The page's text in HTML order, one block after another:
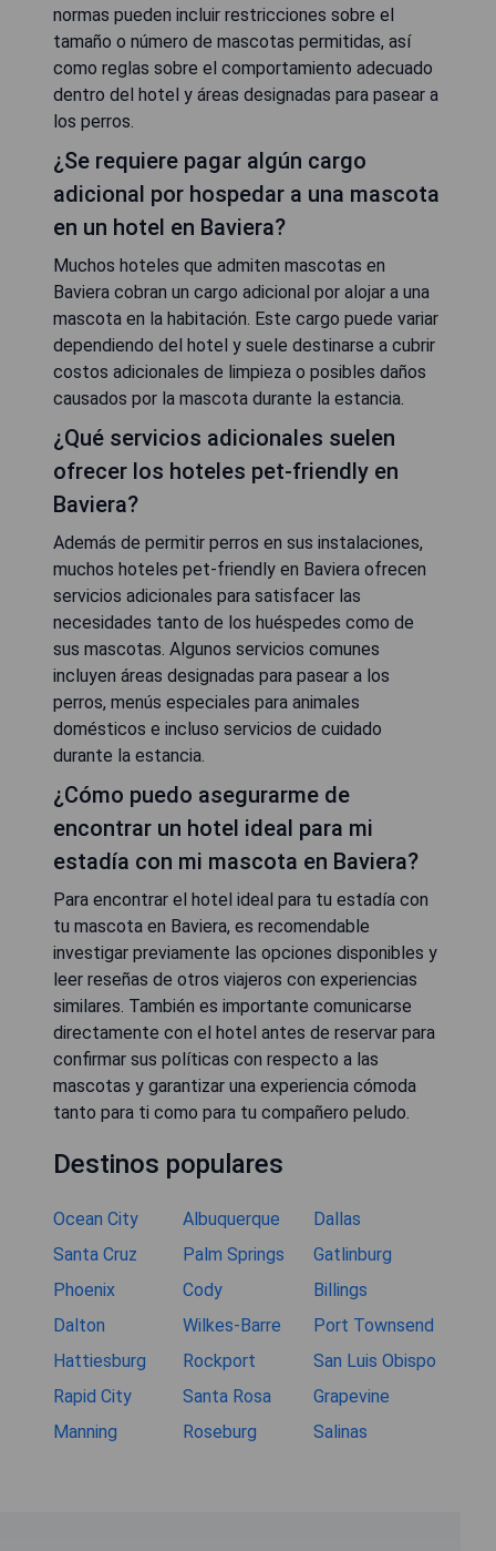
normas pueden incluir restricciones sobre el
tamaño o número de mascotas permitidas, así
como reglas sobre el comportamiento adecuado
dentro del hotel y áreas designadas para pasear a
los perros.
¿Se requiere pagar algún cargo
adicional por hospedar a una mascota
en un hotel en Baviera?
Muchos hoteles que admiten mascotas en
Baviera cobran un cargo adicional por alojar a una
mascota en la habitación. Este cargo puede variar
dependiendo del hotel y suele destinarse a cubrir
costos adicionales de limpieza o posibles daños
causados por la mascota durante la estancia.
¿Qué servicios adicionales suelen
ofrecer los hoteles pet-friendly en
Baviera?
Además de permitir perros en sus instalaciones,
muchos hoteles pet-friendly en Baviera ofrecen
servicios adicionales para satisfacer las
necesidades tanto de los huéspedes como de
sus mascotas. Algunos servicios comunes
incluyen áreas designadas para pasear a los
perros, menús especiales para animales
domésticos e incluso servicios de cuidado
durante la estancia.
¿Cómo puedo asegurarme de
encontrar un hotel ideal para mi
estadía con mi mascota en Baviera?
Para encontrar el hotel ideal para tu estadía con
tu mascota en Baviera, es recomendable
investigar previamente las opciones disponibles y
leer reseñas de otros viajeros con experiencias
similares. También es importante comunicarse
directamente con el hotel antes de reservar para
confirmar sus políticas con respecto a las
mascotas y garantizar una experiencia cómoda
tanto para ti como para tu compañero peludo.
Destinos populares
Ocean City Albuquerque
Dallas
Santa Cruz
Palm Springs
Gatlinburg
Phoenix
Cody
Billings
Dalton
Wilkes-Barre
Port Townsend
Hattiesburg
Rockport
San Luis Obispo
Rapid City
Santa Rosa
Grapevine
Manning
Roseburg Salinas